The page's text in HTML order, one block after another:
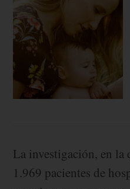
La investigación, en la
1.969 pacientes de